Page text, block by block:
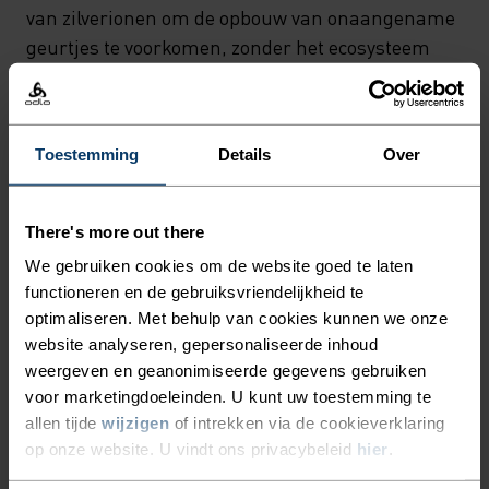
Toestemming Details Over
There's more out there
We gebruiken cookies om de website goed te laten
functioneren en de gebruiksvriendelijkheid te
optimaliseren. Met behulp van cookies kunnen we onze
website analyseren, gepersonaliseerde inhoud
weergeven en geanonimiseerde gegevens gebruiken
voor marketingdoeleinden. U kunt uw toestemming te
allen tijde wijzigen of intrekken via de cookieverklaring
op onze website. U vindt ons privacybeleid hier .
THERMOREGULATIE.
DAARNAAST BENUT DE
DUURZAME ZEROSCENT-
TECHNOLOGIE DE
ANTIBACTERIËLE KRACHT
VAN ZILVERIONEN OM DE
OPBOUW VAN
ONAANGENAME GEURTJES
TE VOORKOMEN, ZONDER
HET ECOSYSTEEM VAN DE
HUID TE BESCHADIGEN,
ZODAT JE LANGER FRIS EN
COMFORTABEL BLIJFT.
van zilverionen om de opbouw van onaangename
geurtjes te voorkomen, zonder het ecosysteem
van de huid te beschadigen, zodat je langer fris
en comfortabel blijft. Bovendien zorgt de normale
werkt de polo net zo goed bij een casual outfit als
bij intensieve activiteiten. Ga deze zomer voor
betere prestaties tijdens het wandelen en andere
AFGESTEMD OP JOUW
PLANNEN
Veelzijdige kleding, gemaakt voor comfort bij elke